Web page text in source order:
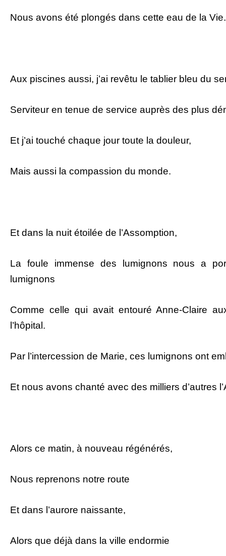
Nous avons été plongés dans cette eau de la
Aux piscines aussi, j’ai revêtu le tablier bleu du
Serviteur en tenue de service auprès des plus
Et j’ai touché chaque jour toute la douleur,
Mais aussi la compassion du monde.
Et dans la nuit étoilée de l’Assomption,
La foule immense des lumignons nous a
lumignons
Comme celle qui avait entouré Anne-Claire
l’hôpital.
Par l’intercession de Marie, ces lumignons ont
Et nous avons chanté avec des milliers d’autres
Alors ce matin, à nouveau régénérés,
Nous reprenons notre route
Et dans l’aurore naissante,
Alors que déjà dans la ville endormie